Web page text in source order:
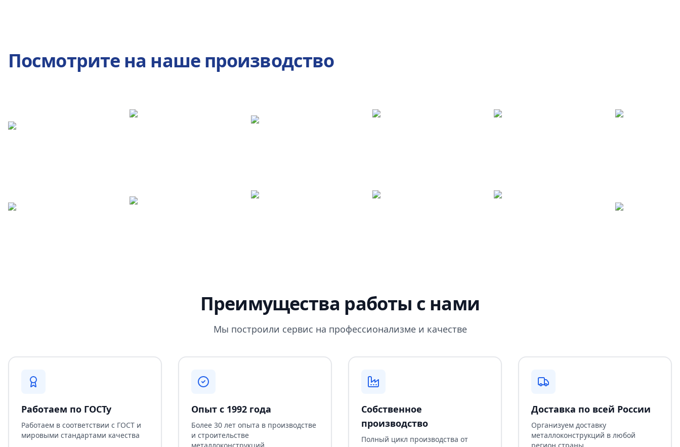
Посмотрите на наше производство
Преимущества работы с нами
Мы построили сервис на профессионализме и качестве
Работаем по ГОСТу
Работаем в соответствии с ГОСТ и
мировыми стандартами качества
Опыт с 1992 года
Более 30 лет опыта в производстве
и строительстве
металлоконструкций
Собственное
производство
Полный цикл производства от
Доставка по всей России
Организуем доставку
металлоконструкций в любой
регион страны